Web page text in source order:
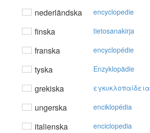
nederländska encyclopedie
finska tietosanakirja
franska encyclopédie
tyska Enzyklopädie
grekiska εγκυκλoπαίδεια
ungerska enciklopédia
italienska enciclopedia